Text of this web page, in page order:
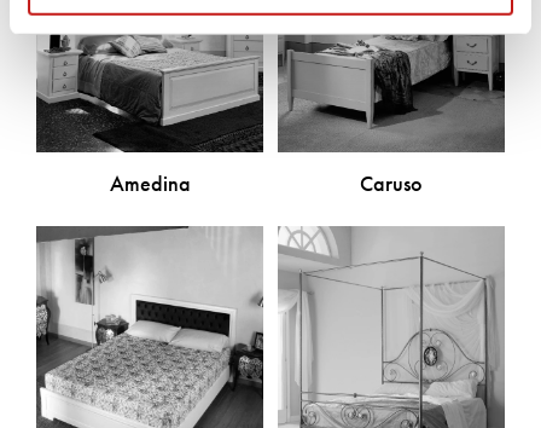
Amedina Caruso